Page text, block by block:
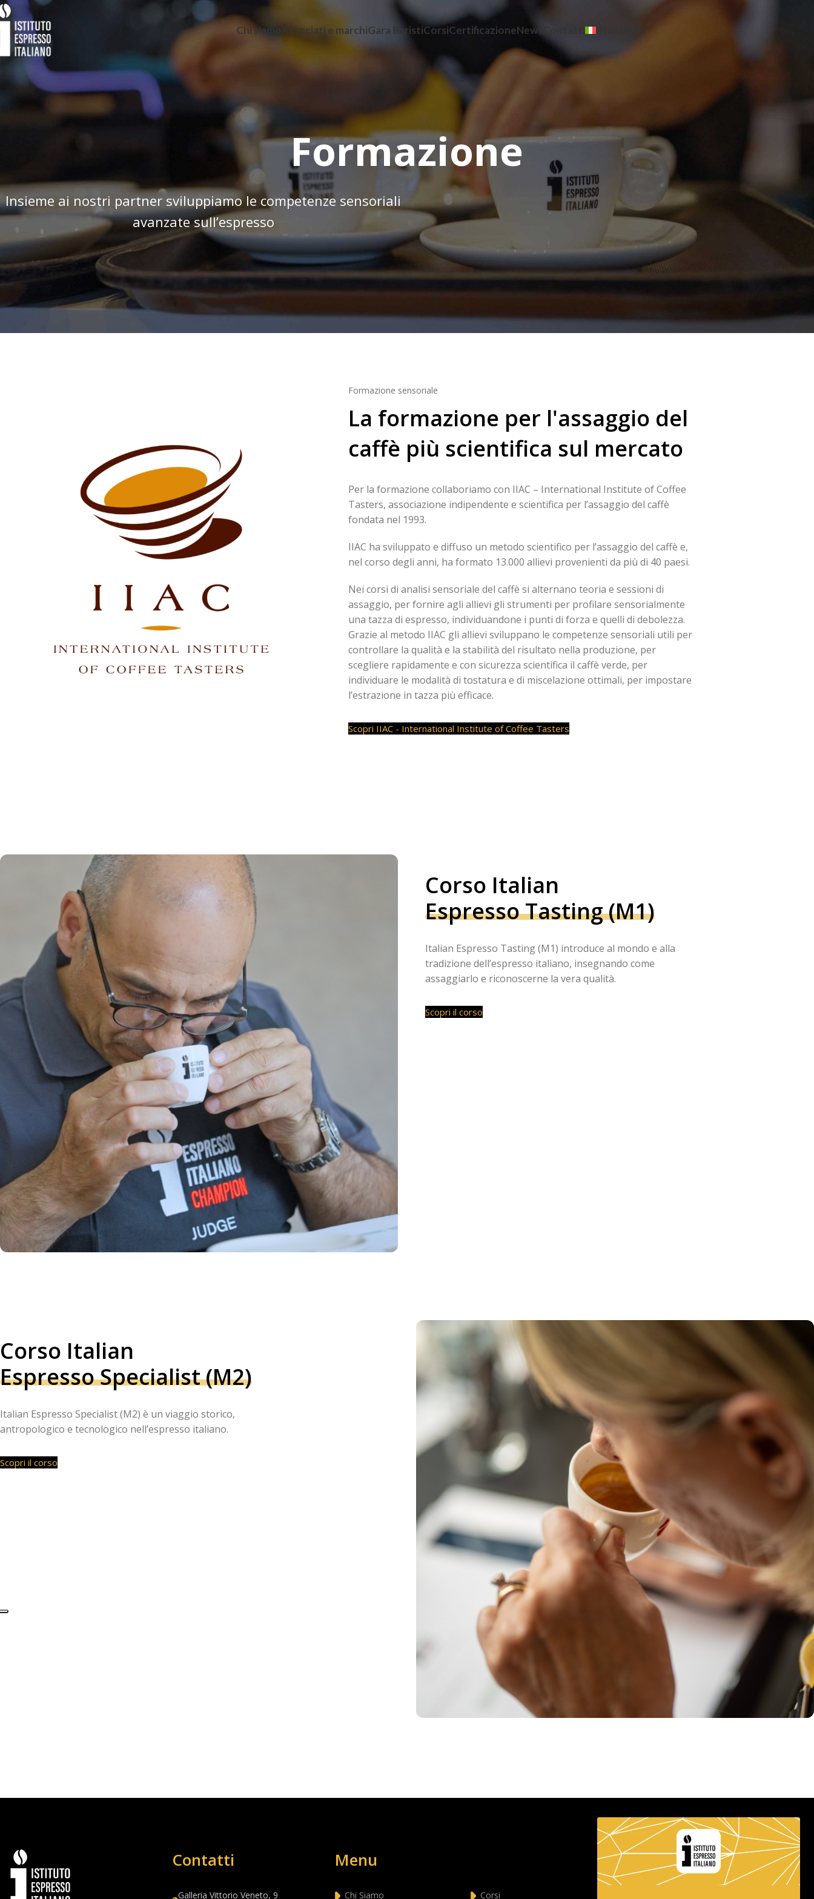
Chi siamoAssociati e marchiGara BaristiCorsiCertificazioneNews
Formazione
Insieme ai nostri partner sviluppiamo le competenze sensoriali
avanzate sull’espresso
Formazione sensoriale
La formazione per l'assaggio del
caffè più scientifica sul mercato
Per la formazione collaboriamo con IIAC – International Institute of Coffee
Tasters, associazione indipendente e scientifica per l’assaggio del caffè
fondata nel 1993.
IIAC ha sviluppato e diffuso un metodo scientifico per l’assaggio del caffè e,
nel corso degli anni, ha formato 13.000 allievi provenienti da più di 40 paesi.
Nei corsi di analisi sensoriale del caffè si alternano teoria e sessioni di
assaggio, per fornire agli allievi gli strumenti per profilare sensorialmente
una tazza di espresso, individuandone i punti di forza e quelli di debolezza.
Grazie al metodo IIAC gli allievi sviluppano le competenze sensoriali utili per
controllare la qualità e la stabilità del risultato nella produzione, per
scegliere rapidamente e con sicurezza scientifica il caffè verde, per
individuare le modalità di tostatura e di miscelazione ottimali, per impostare
l’estrazione in tazza più efficace.
Scopri IIAC - International Institute of Coffee Tasters
Corso Italian
Espresso Tasting (M1)
Italian Espresso Tasting (M1) introduce al mondo e alla
tradizione dell’espresso italiano, insegnando come
assaggiarlo e riconoscerne la vera qualità.
Scopri il corso
Corso Italian
Espresso Specialist (M2)
Italian Espresso Specialist (M2) è un viaggio storico,
antropologico e tecnologico nell’espresso italiano.
Scopri il corso
Contatti
Galleria Vittorio Veneto, 9
Menu
Chi Siamo Corsi